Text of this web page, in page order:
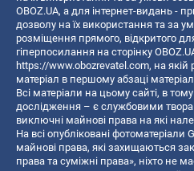
OBOZ.UA, а для інтернет-видань -
дозволу на їх використання та за
розміщення прямого, відкритого
гіперпосилання на сторінку
https://www.obozrevatel.com, на якій
матеріал в першому абзаці
Всі матеріали на цьому сайті, в тому
дослідження – є службовими
виключні майнові права на які
На всі опубліковані фотоматеріали
майнові права, які захищаються
права та суміжні права», ніхто не